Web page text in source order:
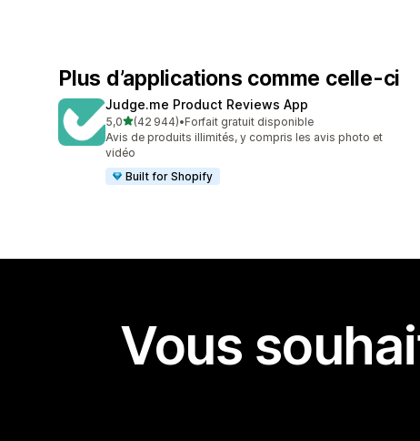
Plus d’applications comme celle-ci
Judge.me Product Reviews App
5,0étoile(s) sur 5
(42 944)
42944 avis au total
•Forfait gratuit disponible
Avis de produits illimités, y compris les avis photo et
vidéo
Built for Shopify
Vous